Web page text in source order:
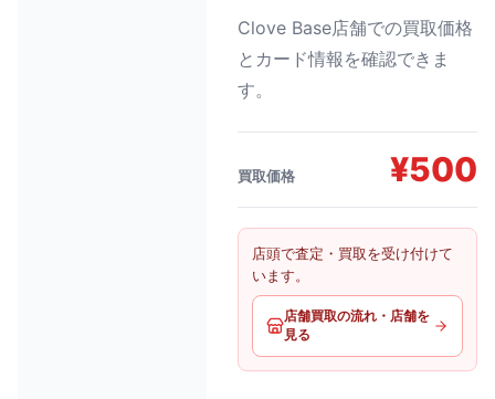
Clove Base店舗での買取価格
とカード情報を確認できま
す。
買取価格 ¥500
店頭で査定・買取を受け付けて
います。
店舗買取の流れ・店舗を
見る